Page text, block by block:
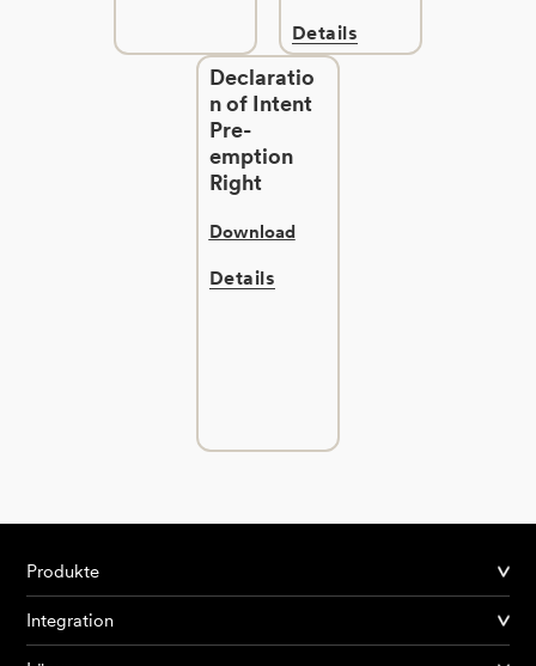
Details
Declaratio
n of Intent
Pre-
emption
Right
Download
Details
Produkte
Integration